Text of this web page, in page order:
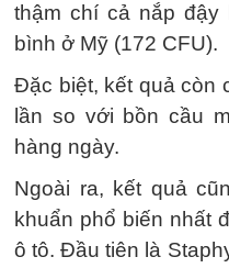
thậm chí cả nắp đậy
bình ở Mỹ (172 CFU).
Đặc biệt, kết quả còn
lần so với bồn cầu
hàng ngày.
Ngoài ra, kết quả
khuẩn phổ biến nhất
ô tô. Đầu tiên là